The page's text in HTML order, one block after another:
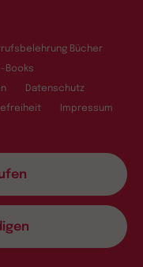
Bücher
Books
Datenschutz
Impressum